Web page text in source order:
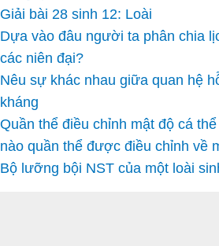
Giải bài 28 sinh 12: Loài
Dựa vào đâu người ta phân chia
các niên đại?
Nêu sự khác nhau giữa quan hệ
kháng
Quần thể điều chỉnh mật độ cá
nào quần thể được điều chỉnh về
Bộ lưỡng bội NST của một loài